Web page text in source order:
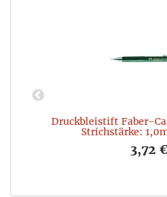
Druckbleistift Faber-
Strichstärke:
3,72